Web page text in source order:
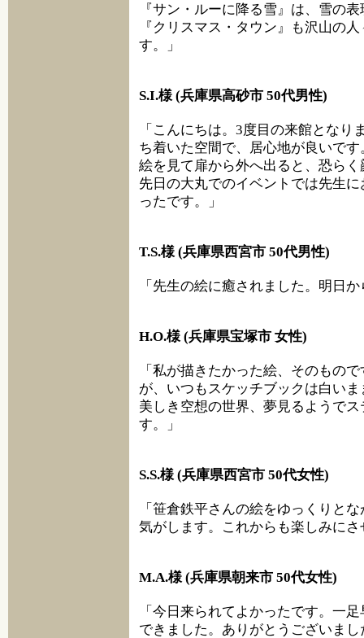
『サン・ルーに降る雪』は、雪の
『クリスマス・タウン』も沢山の
す。」
S.I.様 (兵庫県高砂市 50代男性)
「こんにちは。3度目の来館とな
ち着いた空間で、居心地が良いです
絵を見て扉から外へ出ると、恐ら
先日の大丸でのイベントでは先生
ったです。」
T.S.様 (兵庫県西宮市 50代男性)
「先生の絵に癒されました。明日
H.O.様 (兵庫県宝塚市 女性)
「私が描きたかった絵、そのもの
が、いつもスケッチブックは白いま
美しき空想の世界、夢見るようで
す。」
S.S.様 (兵庫県西宮市 50代女性)
「笹倉鉄平さんの絵をゆっくりと
気がします。これからも楽しみに
M.A.様 (兵庫県朝来市 50代女性)
「今日来られてよかったです。一
できました。ありがとうございまし